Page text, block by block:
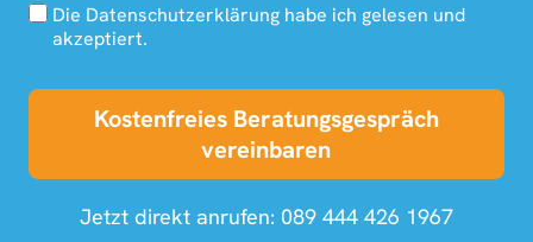
Die Datenschutzerklärung habe ich gelesen und
akzeptiert.
Kostenfreies Beratungsgespräch
vereinbaren
Jetzt direkt anrufen: 089 444 426 1967